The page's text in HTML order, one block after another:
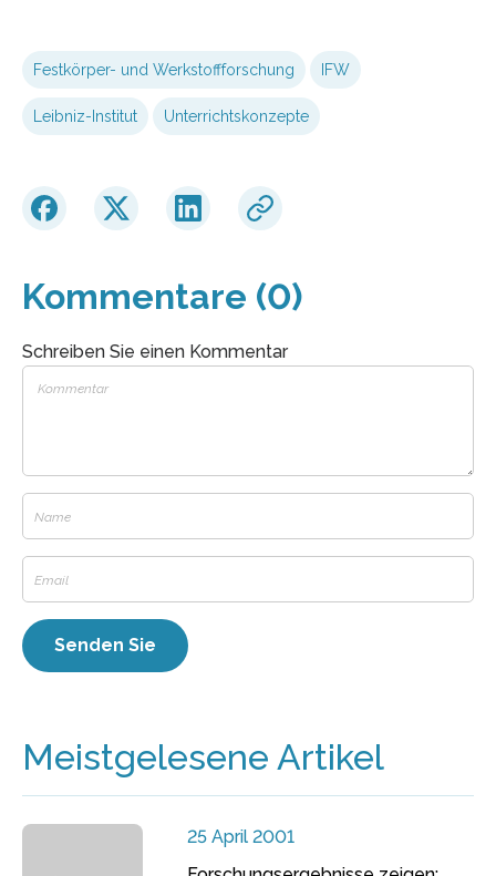
Festkörper- und Werkstoffforschung IFW
Leibniz-Institut Unterrichtskonzepte
Kommentare (0)
Schreiben Sie einen Kommentar
Meistgelesene Artikel
25 April 2001